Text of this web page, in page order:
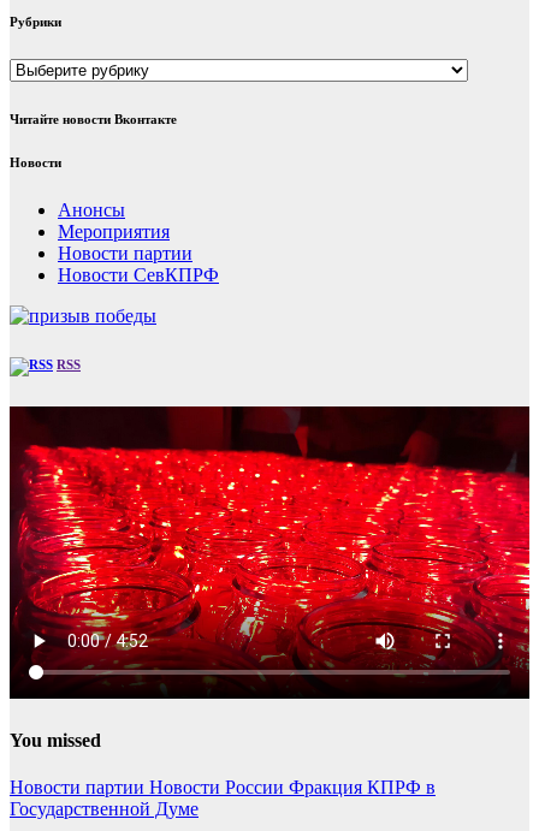
Рубрики
Рубрики
Читайте новости Вконтакте
Новости
Анонсы
Мероприятия
Новости партии
Новости СевКПРФ
RSS
You missed
Новости партии Новости России Фракция КПРФ в
Государственной Думе